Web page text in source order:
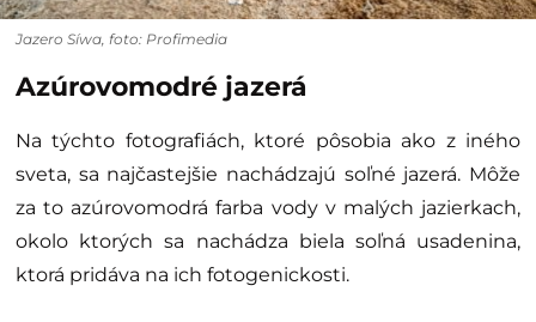
Jazero Síwa, foto: Profimedia
Azúrovomodré jazerá
Na týchto fotografiách, ktoré pôsobia ako z iného
sveta, sa najčastejšie nachádzajú soľné jazerá. Môže
za to azúrovomodrá farba vody v malých jazierkach,
okolo ktorých sa nachádza biela soľná usadenina,
ktorá pridáva na ich fotogenickosti.